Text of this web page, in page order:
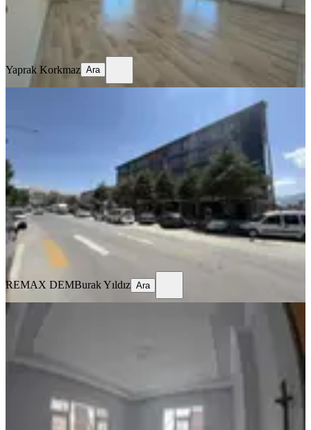
Yaprak Korkmaz
Yaprak Korkmaz Ara
Remax Dem'den Hastane Yanında
Eşyalı Kiralık 1+1 Daire
Merkez, Kızılay Mahallesi
70 m²·1. Kat ·16.07.2026
22.000 ₺
REMAX DEMBurak Yıldız
Ara
REMAX DEMBurak Yıldız Ara
MANZARALI
3+1· 150 m² Yüksek giriş·15.07.2026
18.000 ₺ 20.000 ₺